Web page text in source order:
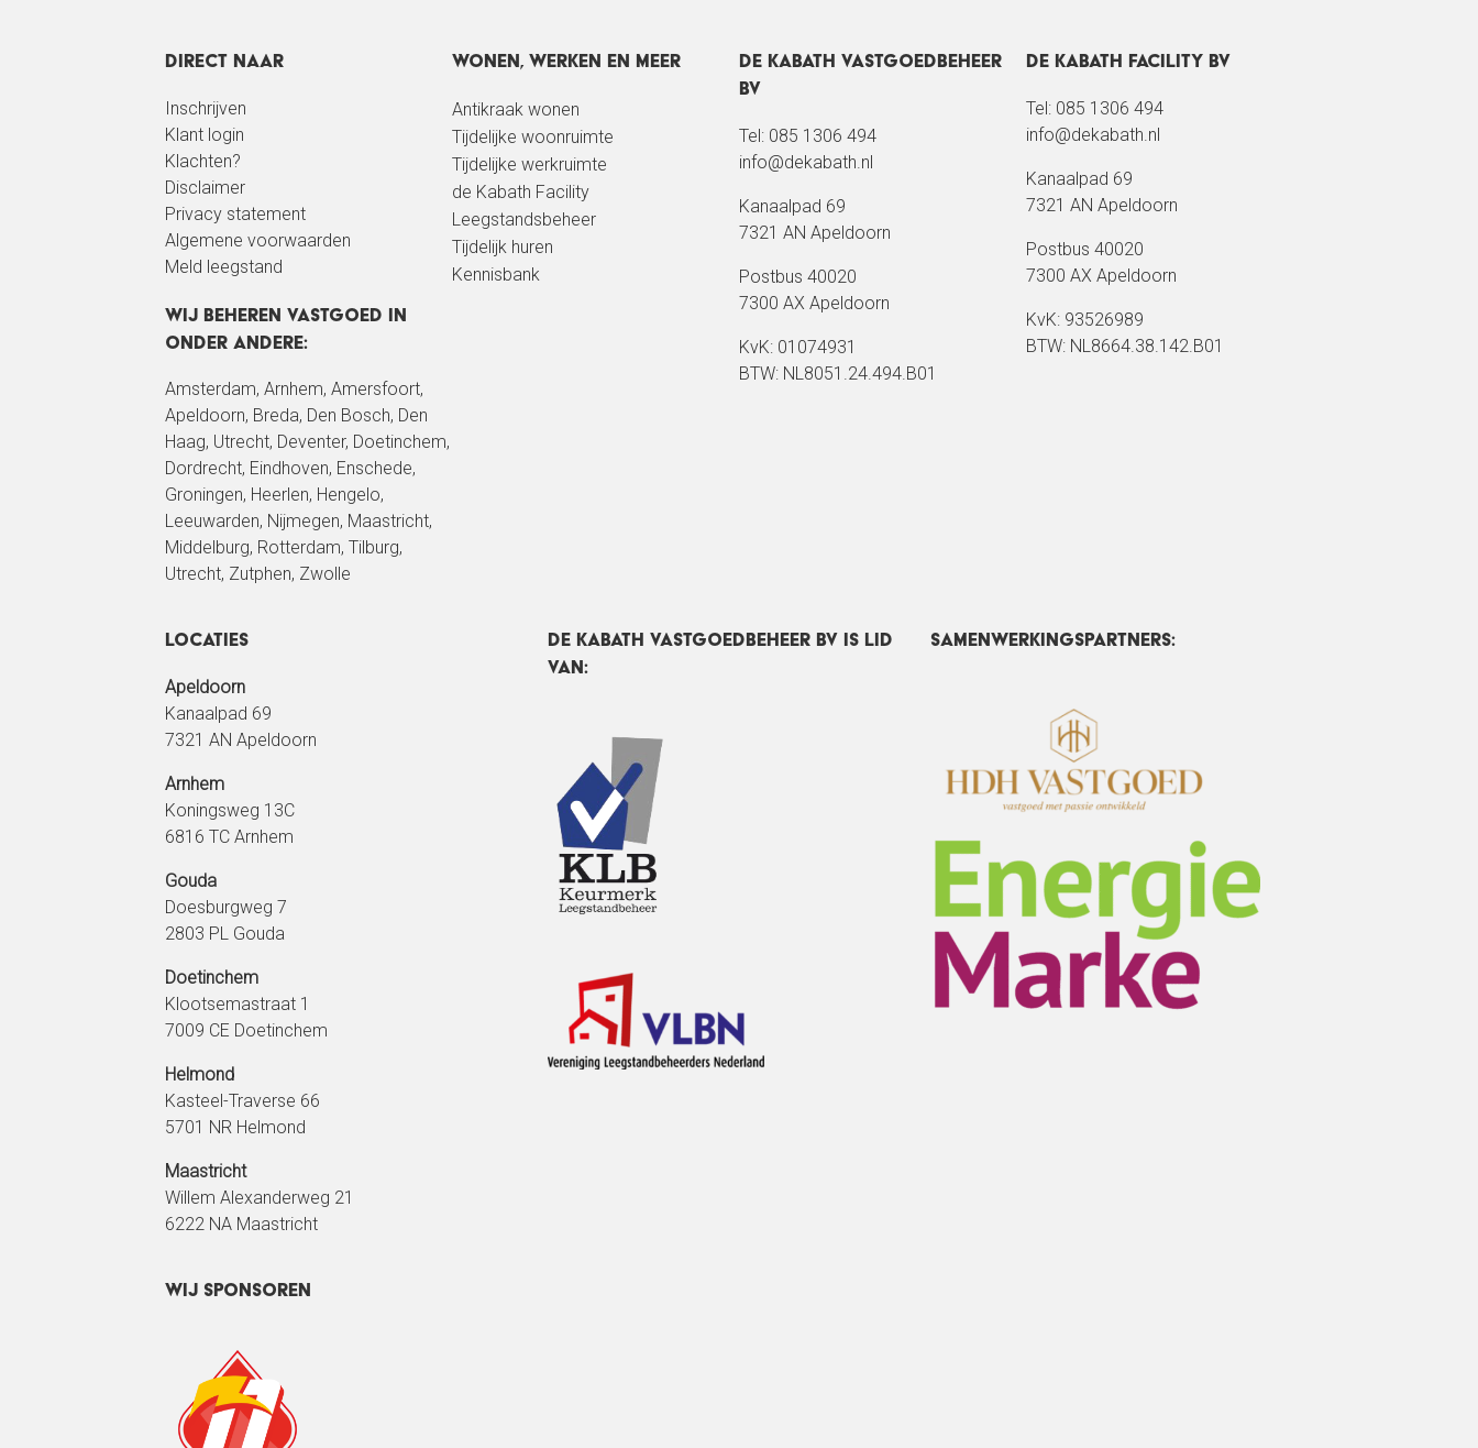
Direct naar
Inschrijven
Klant login
Klachten?
Disclaimer
Privacy statement
Algemene voorwaarden
Meld leegstand
Wij beheren vastgoed in
onder andere:
Amsterdam, Arnhem, Amersfoort,
Apeldoorn, Breda, Den Bosch, Den
Haag, Utrecht, Deventer, Doetinchem,
Dordrecht, Eindhoven, Enschede,
Groningen, Heerlen, Hengelo,
Leeuwarden, Nijmegen, Maastricht,
Middelburg, Rotterdam, Tilburg,
Utrecht, Zutphen, Zwolle
Wonen, werken en meer
Antikraak wonen
Tijdelijke woonruimte
Tijdelijke werkruimte
de Kabath Facility
Leegstandsbeheer
Tijdelijk huren
Kennisbank
De Kabath Vastgoedbeheer
BV
Tel: 085 1306 494
info@dekabath.nl
Kanaalpad 69
7321 AN Apeldoorn
Postbus 40020
7300 AX Apeldoorn
KvK: 01074931
BTW: NL8051.24.494.B01
De Kabath Facility BV
Tel: 085 1306 494
info@dekabath.nl
Kanaalpad 69
7321 AN Apeldoorn
Postbus 40020
7300 AX Apeldoorn
KvK: 93526989
BTW: NL8664.38.142.B01
Locaties
Apeldoorn
Kanaalpad 69
7321 AN Apeldoorn
Arnhem
Koningsweg 13C
6816 TC Arnhem
Gouda
Doesburgweg 7
2803 PL Gouda
Doetinchem
Klootsemastraat 1
7009 CE Doetinchem
Helmond
Kasteel-Traverse 66
5701 NR Helmond
Maastricht
Willem Alexanderweg 21
6222 NA Maastricht
DE Kabath Vastgoedbeheer BV IS LID
VAN:
Samenwerkingspartners:
Wij sponsoren